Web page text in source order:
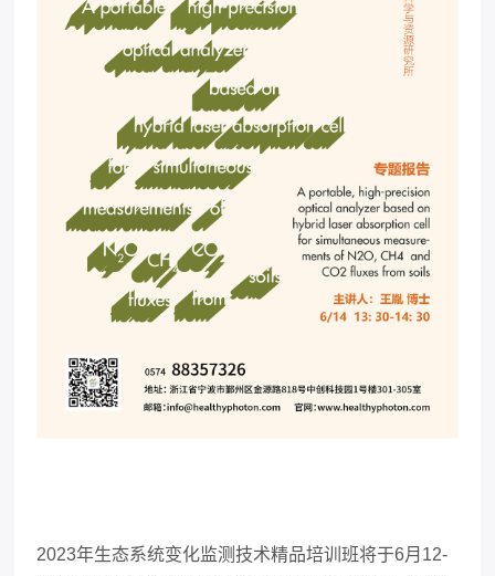
2023年生态系统变化监测技术精品培训班将于6月 12-